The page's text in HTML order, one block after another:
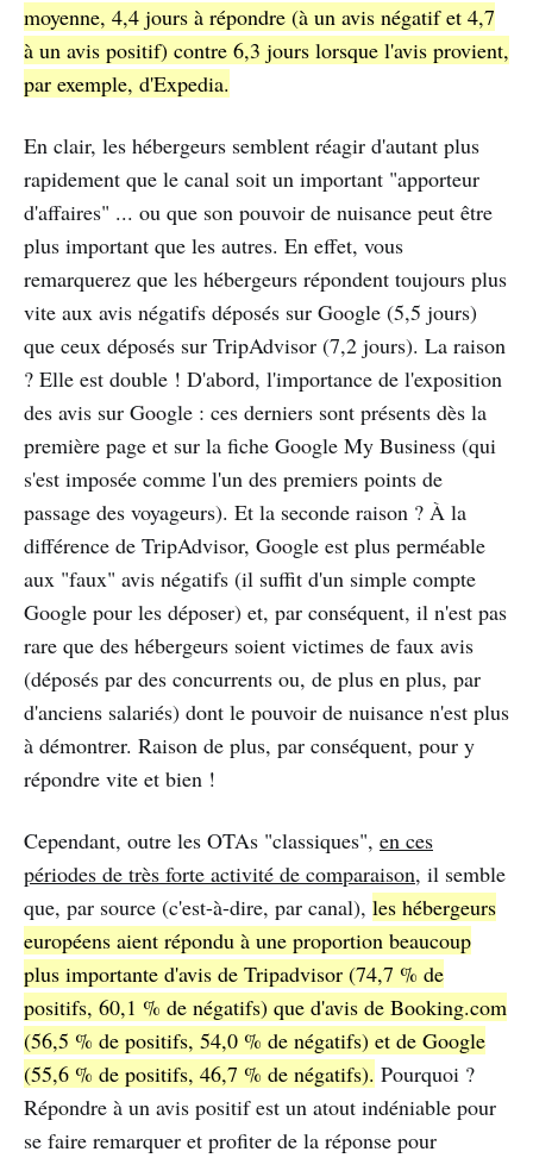
moyenne, 4,4 jours à répondre (à un avis négatif et 4,7
à un avis positif) contre 6,3 jours lorsque l'avis provient,
par exemple, d'Expedia.
En clair, les hébergeurs semblent réagir d'autant plus
rapidement que le canal soit un important "apporteur
d'affaires" ... ou que son pouvoir de nuisance peut être
plus important que les autres. En effet, vous
remarquerez que les hébergeurs répondent toujours plus
vite aux avis négatifs déposés sur Google (5,5 jours)
que ceux déposés sur TripAdvisor (7,2 jours). La raison
? Elle est double ! D'abord, l'importance de l'exposition
des avis sur Google : ces derniers sont présents dès la
première page et sur la fiche Google My Business (qui
s'est imposée comme l'un des premiers points de
passage des voyageurs). Et la seconde raison ? À la
différence de TripAdvisor, Google est plus perméable
aux "faux" avis négatifs (il suffit d'un simple compte
Google pour les déposer) et, par conséquent, il n'est pas
rare que des hébergeurs soient victimes de faux avis
(déposés par des concurrents ou, de plus en plus, par
d'anciens salariés) dont le pouvoir de nuisance n'est plus
à démontrer. Raison de plus, par conséquent, pour y
répondre vite et bien !
Cependant, outre les OTAs "classiques", en ces
périodes de très forte activité de comparaison, il semble
que, par source (c'est-à-dire, par canal), les hébergeurs
européens aient répondu à une proportion beaucoup
plus importante d'avis de Tripadvisor (74,7 % de
positifs, 60,1 % de négatifs) que d'avis de Booking.com
(56,5 % de positifs, 54,0 % de négatifs) et de Google
(55,6 % de positifs, 46,7 % de négatifs). Pourquoi ?
Répondre à un avis positif est un atout indéniable pour
se faire remarquer et profiter de la réponse pour